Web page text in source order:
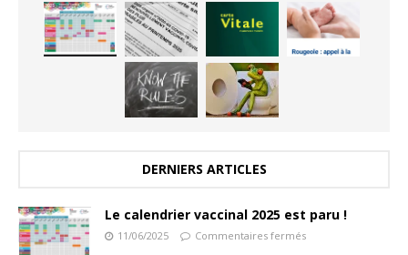
DERNIERS ARTICLES
Le calendrier vaccinal 2025 est paru !
11/06/2025 Commentaires fermés